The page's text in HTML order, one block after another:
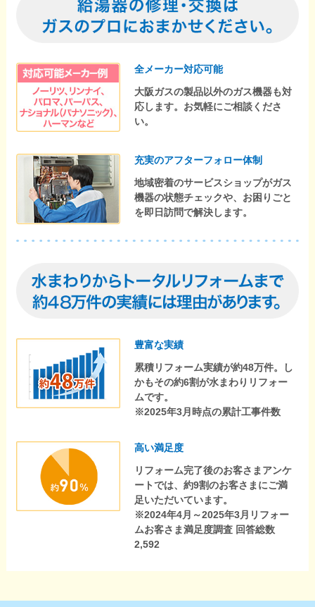
全メーカー対応可能
大阪ガスの製品以外のガス機器も対
応します。お気軽にご相談くださ
い。
充実のアフターフォロー体制
地域密着のサービスショップがガス
機器の状態チェックや、お困りごと
を即日訪問で解決します。
豊富な実績
累積リフォーム実績が約48万件。し
かもその約6割が水まわりリフォー
ムです。
※2025年3月時点の累計工事件数
高い満足度
リフォーム完了後のお客さまアンケ
ートでは、約9割のお客さまにご満
足いただいています。
※2024年4月～2025年3月リフォー
ムお客さま満足度調査 回答総数
2,592